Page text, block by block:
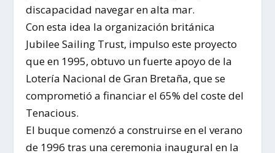
discapacidad navegar en alta mar.
Con esta idea la organización británica
Jubilee Sailing Trust, impulso este proyecto
que en 1995, obtuvo un fuerte apoyo de la
Lotería Nacional de Gran Bretaña, que se
comprometió a financiar el 65% del coste del
Tenacious.
El buque comenzó a construirse en el verano
de 1996 tras una ceremonia inaugural en la